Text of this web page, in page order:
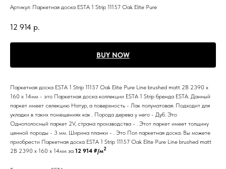
Артикул: Паркетная доска ESTA 1 Strip 11157 Oak Elite Pure
12 914 р.
BUY NOW
Паркетная доска ESTA 1 Strip 11157 Oak Elite Pure Line brushed matt 2B 2390 x
160 x 14мм - это Паркетная доска коллекции ESTA 1 Strip бренда ESTA. Данный
паркет имеет селекцию Натур, а поверхность - Лак полуматовая. Подходит для
укладки в таких помещениях как . Порода дерева у него - Дуб. Это
Однополосный паркет 2V, страна производства - . Этот паркет имеет толщину
ценной породы - 3 мм. Ширина планки - . Это Пол паркетная доска. Вы можете
приобрести Паркетная доска ESTA 1 Strip 11157 Oak Elite Pure Line brushed matt
2B 2390 x 160 x 14мм за 12 914 ₽/м2